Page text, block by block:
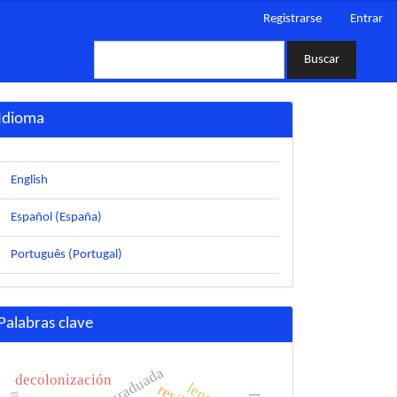
Registrarse Entrar
Buscar
English
Español (España)
Português (Portugal)
Palabras clave
decolonización